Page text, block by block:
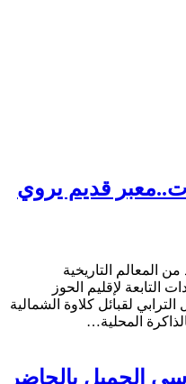
قديم يروي
من المعالم التاريخية
التابعة لإقليم الحوز
لقبائل كلاوة الشمالية
المحلية…
الجميل بالحاضر